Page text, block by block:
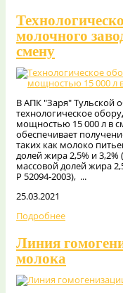
молочного
смену
В АПК "Заря" Тульской
технологическое
мощностью 15 000 л в
обеспечивает
таких как молоко
долей жира 2,5% и
массовой долей жира
Р 52094-2003), ...
25.03.2021
Подробнее
Линия
молока